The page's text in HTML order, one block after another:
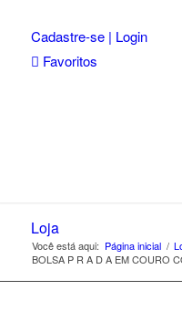
Cadastre-se | Login
Favoritos
Loja
Você está aqui: Página inicial /
BOLSA P R A D A EM COURO